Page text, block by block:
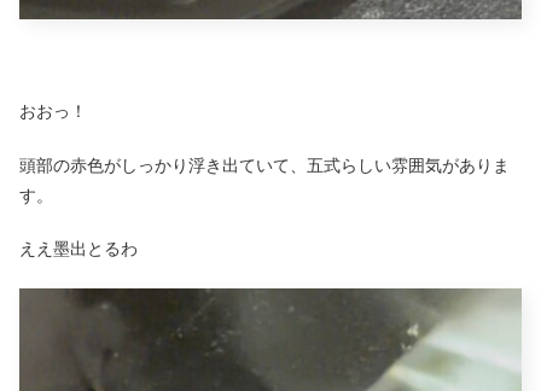
おおっ！
頭部の赤色がしっかり浮き出ていて、五式らしい雰囲気がありま
す。
ええ墨出とるわ